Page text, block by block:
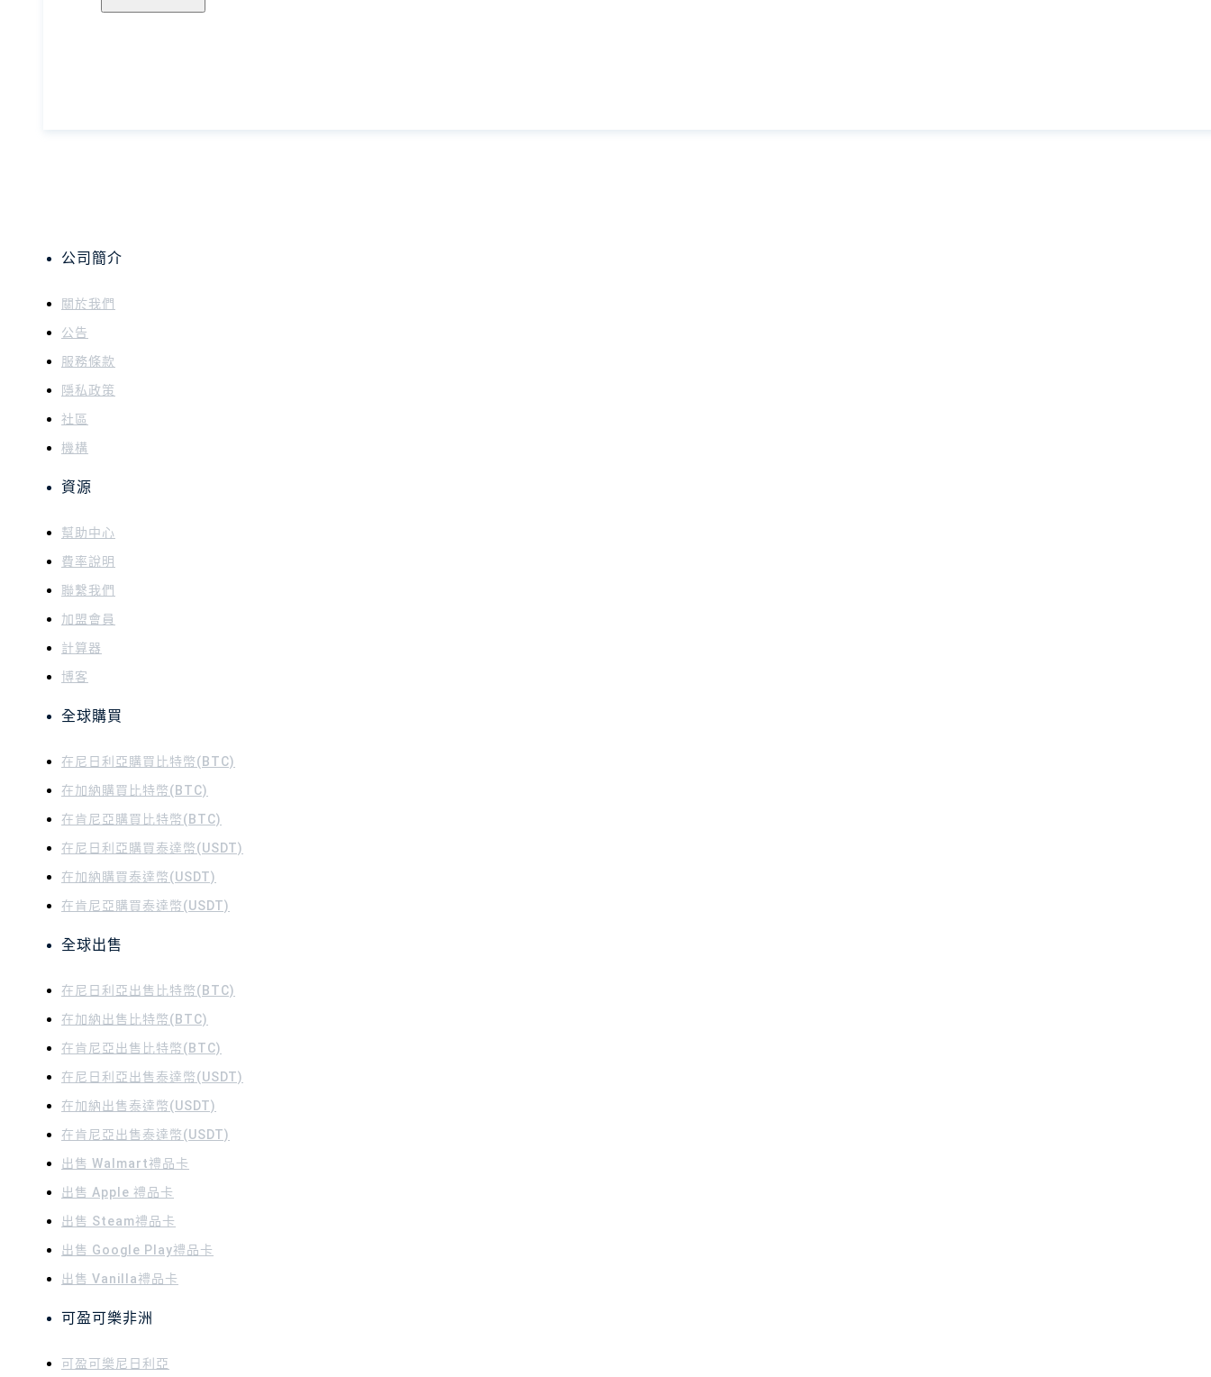
公司簡介
關於我們
公告
服務條款
隱私政策
社區
機構
資源
幫助中心
費率說明
聯繫我們
加盟會員
計算器
博客
全球購買
在尼日利亞購買比特幣(BTC)
在加納購買比特幣(BTC)
在肯尼亞購買比特幣(BTC)
在尼日利亞購買泰達幣(USDT)
在加納購買泰達幣(USDT)
在肯尼亞購買泰達幣(USDT)
全球出售
在尼日利亞出售比特幣(BTC)
在加納出售比特幣(BTC)
在肯尼亞出售比特幣(BTC)
在尼日利亞出售泰達幣(USDT)
在加納出售泰達幣(USDT)
在肯尼亞出售泰達幣(USDT)
出售 Walmart禮品卡
出售 Apple 禮品卡
出售 Steam禮品卡
出售 Google Play禮品卡
出售 Vanilla禮品卡
可盈可樂非洲
可盈可樂 尼日利亞